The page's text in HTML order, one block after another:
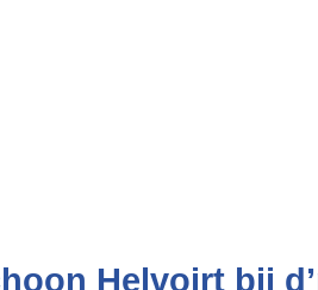
Helvoirt bij